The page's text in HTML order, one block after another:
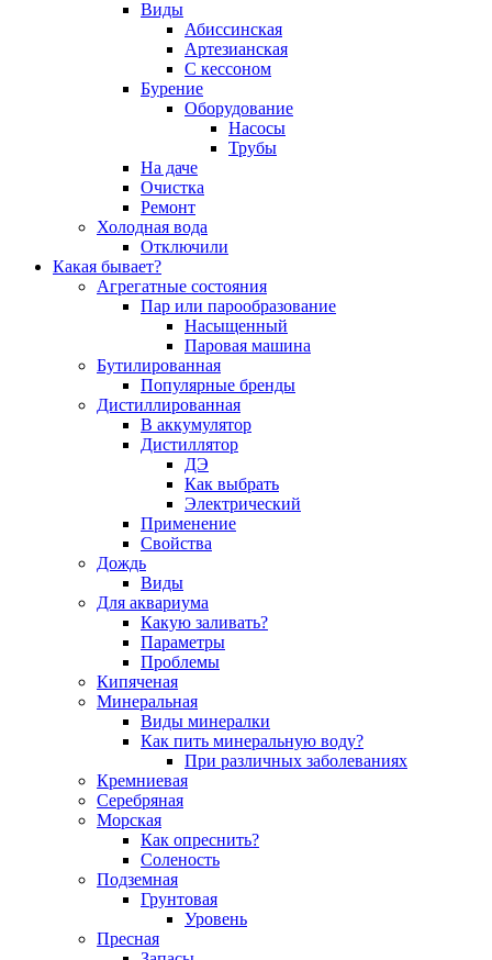
Виды
Абиссинская
Артезианская
С кессоном
Бурение
Оборудование
Насосы
Трубы
На даче
Очистка
Ремонт
Холодная вода
Отключили
Какая бывает?
Агрегатные состояния
Пар или парообразование
Насыщенный
Паровая машина
Бутилированная
Популярные бренды
Дистиллированная
В аккумулятор
Дистиллятор
ДЭ
Как выбрать
Электрический
Применение
Свойства
Дождь
Виды
Для аквариума
Какую заливать?
Параметры
Проблемы
Кипяченая
Минеральная
Виды минералки
Как пить минеральную воду?
При различных заболеваниях
Кремниевая
Серебряная
Морская
Как опреснить?
Соленость
Подземная
Грунтовая
Уровень
Пресная